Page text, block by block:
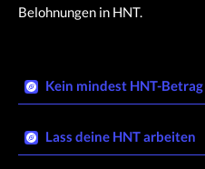
Belohnungen in HNT.
Kein mindest HNT-Betrag​
Lass deine HNT arbeiten